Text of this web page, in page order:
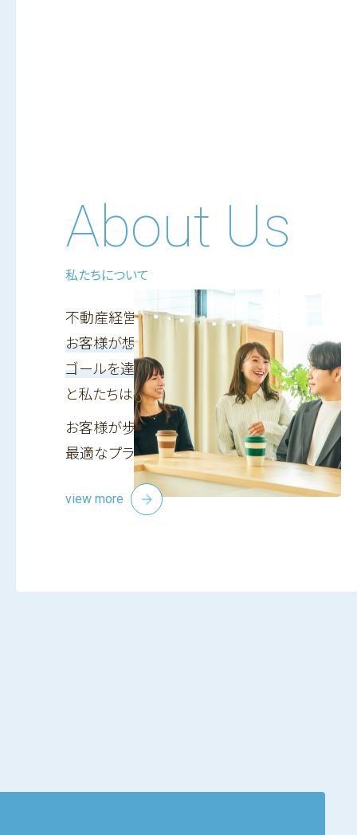
About Us
私たちについて
不動産経営は、
お客様が想い描いている
ゴールを達成するための手段である
と私たちは考えています。
お客様が歩む人生を第一に考えた上で、
最適なプランと物件をご提案いたします。
view more